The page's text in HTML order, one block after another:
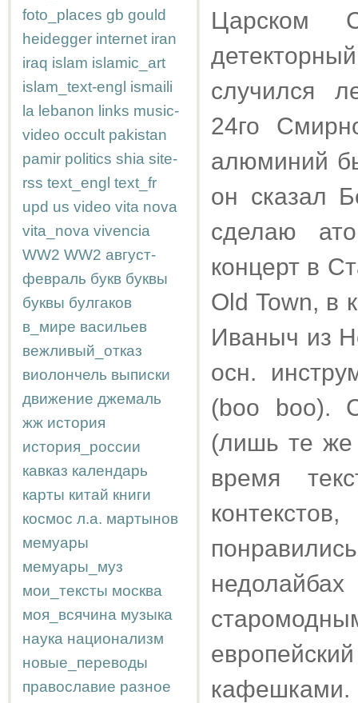
foto_places gb gould
heidegger internet iran
iraq islam islamic_art
islam_text-engl ismaili
la lebanon links music-
video occult pakistan
pamir politics shia site-
rss text_engl text_fr
upd us video vita nova
vita_nova vivencia
WW2 WW2 август-
февраль букв буквы
буквы булгаков
в_мире васильев
вежливый_отказ
виолончель выписки
движение джемаль
жж история
история_россии
кавказ календарь
карты китай книги
космос л.а. мартынов
мемуары
мемуары_муз
мои_тексты москва
моя_всячина музыка
наука национализм
новые_переводы
православие разное
Царском
случился
24го
алюминий
он сказал
сделаю
концерт в
Old Town, в
Иваныч из
осн.
(boo boo).
(лишь те же
время
кафешками.